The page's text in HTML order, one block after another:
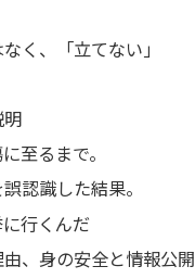
く、「立てない」
至るまで。
認識した結果。
行くんだ
、身の安全と情報公